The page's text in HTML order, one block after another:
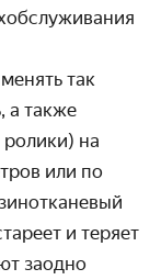
так
а также
на
или по
и теряет
заодно